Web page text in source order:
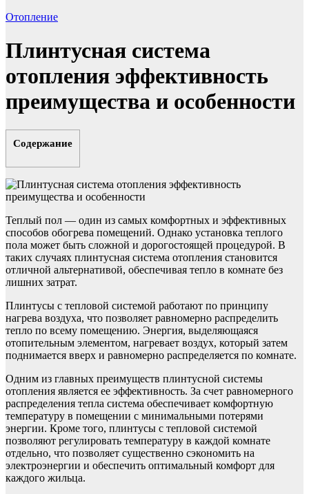
Отопление
Плинтусная система
отопления эффективность
преимущества и особенности
Содержание
Теплый пол — один из самых комфортных и эффективных
способов обогрева помещений. Однако установка теплого
пола может быть сложной и дорогостоящей процедурой. В
таких случаях плинтусная система отопления становится
отличной альтернативой, обеспечивая тепло в комнате без
лишних затрат.
Плинтусы с тепловой системой работают по принципу
нагрева воздуха, что позволяет равномерно распределить
тепло по всему помещению. Энергия, выделяющаяся
отопительным элементом, нагревает воздух, который затем
поднимается вверх и равномерно распределяется по комнате.
Одним из главных преимуществ плинтусной системы
отопления является ее эффективность. За счет равномерного
распределения тепла система обеспечивает комфортную
температуру в помещении с минимальными потерями
энергии. Кроме того, плинтусы с тепловой системой
позволяют регулировать температуру в каждой комнате
отдельно, что позволяет существенно сэкономить на
электроэнергии и обеспечить оптимальный комфорт для
каждого жильца.